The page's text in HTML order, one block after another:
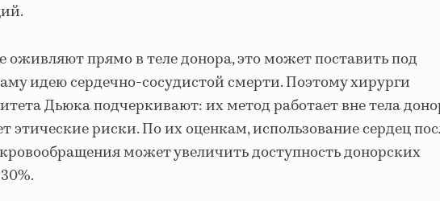
оживляют прямо в теле донора, это может поставить под
идею сердечно-сосудистой смерти. Поэтому хирурги
Дьюка подчеркивают: их метод работает вне тела
этические риски. По их оценкам, использование сердец
может увеличить доступность донорских